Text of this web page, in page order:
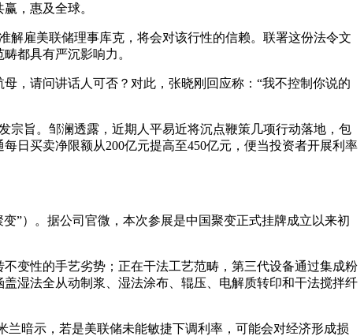
，惠及全球。
雇美联储理事库克，将会对该行性的信赖。联署这份法令文
都具有严沉影响力。
请问讲话人可否？对此，张晓刚回应称：“我不控制你说的
旨。邹澜透露，近期人平易近将沉点鞭策几项行动落地，包
日买卖净限额从200亿元提高至450亿元，便当投资者开展利率
）。据公司官微，本次参展是中国聚变正式挂牌成立以来初
变性的手艺劣势；正在干法工艺范畴，第三代设备通过集成粉
湿法全从动制浆、湿法涂布、辊压、电解质转印和干法搅拌纤
暗示，若是美联储未能敏捷下调利率，可能会对经济形成损